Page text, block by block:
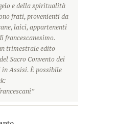
e della spiritualità
frati, provenienti da
laici, appartenenti
francescanesimo.
trimestrale edito
Sacro Convento dei
Assisi. È possibile